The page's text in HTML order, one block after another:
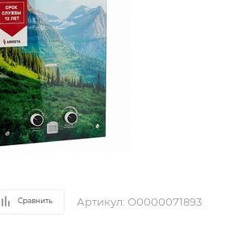
Сравнить Артикул: О0000071893